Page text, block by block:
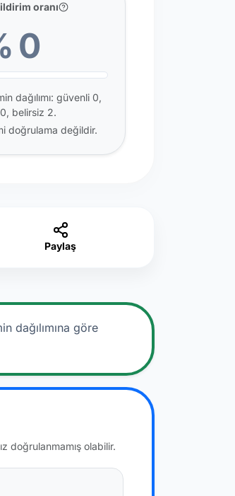
oranı
0
dağılımı: güvenli 0,
belirsiz 2.
doğrulama değildir.
Paylaş
dağılımına göre
doğrulanmamış olabilir.